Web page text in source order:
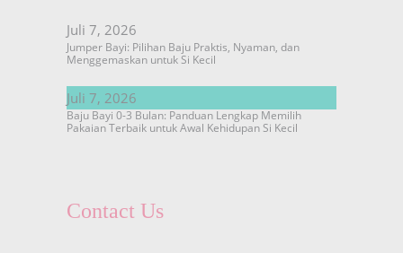
Juli 7, 2026
Jumper Bayi: Pilihan Baju Praktis, Nyaman, dan
Menggemaskan untuk Si Kecil
Juli 7, 2026
Baju Bayi 0-3 Bulan: Panduan Lengkap Memilih
Pakaian Terbaik untuk Awal Kehidupan Si Kecil
Contact Us